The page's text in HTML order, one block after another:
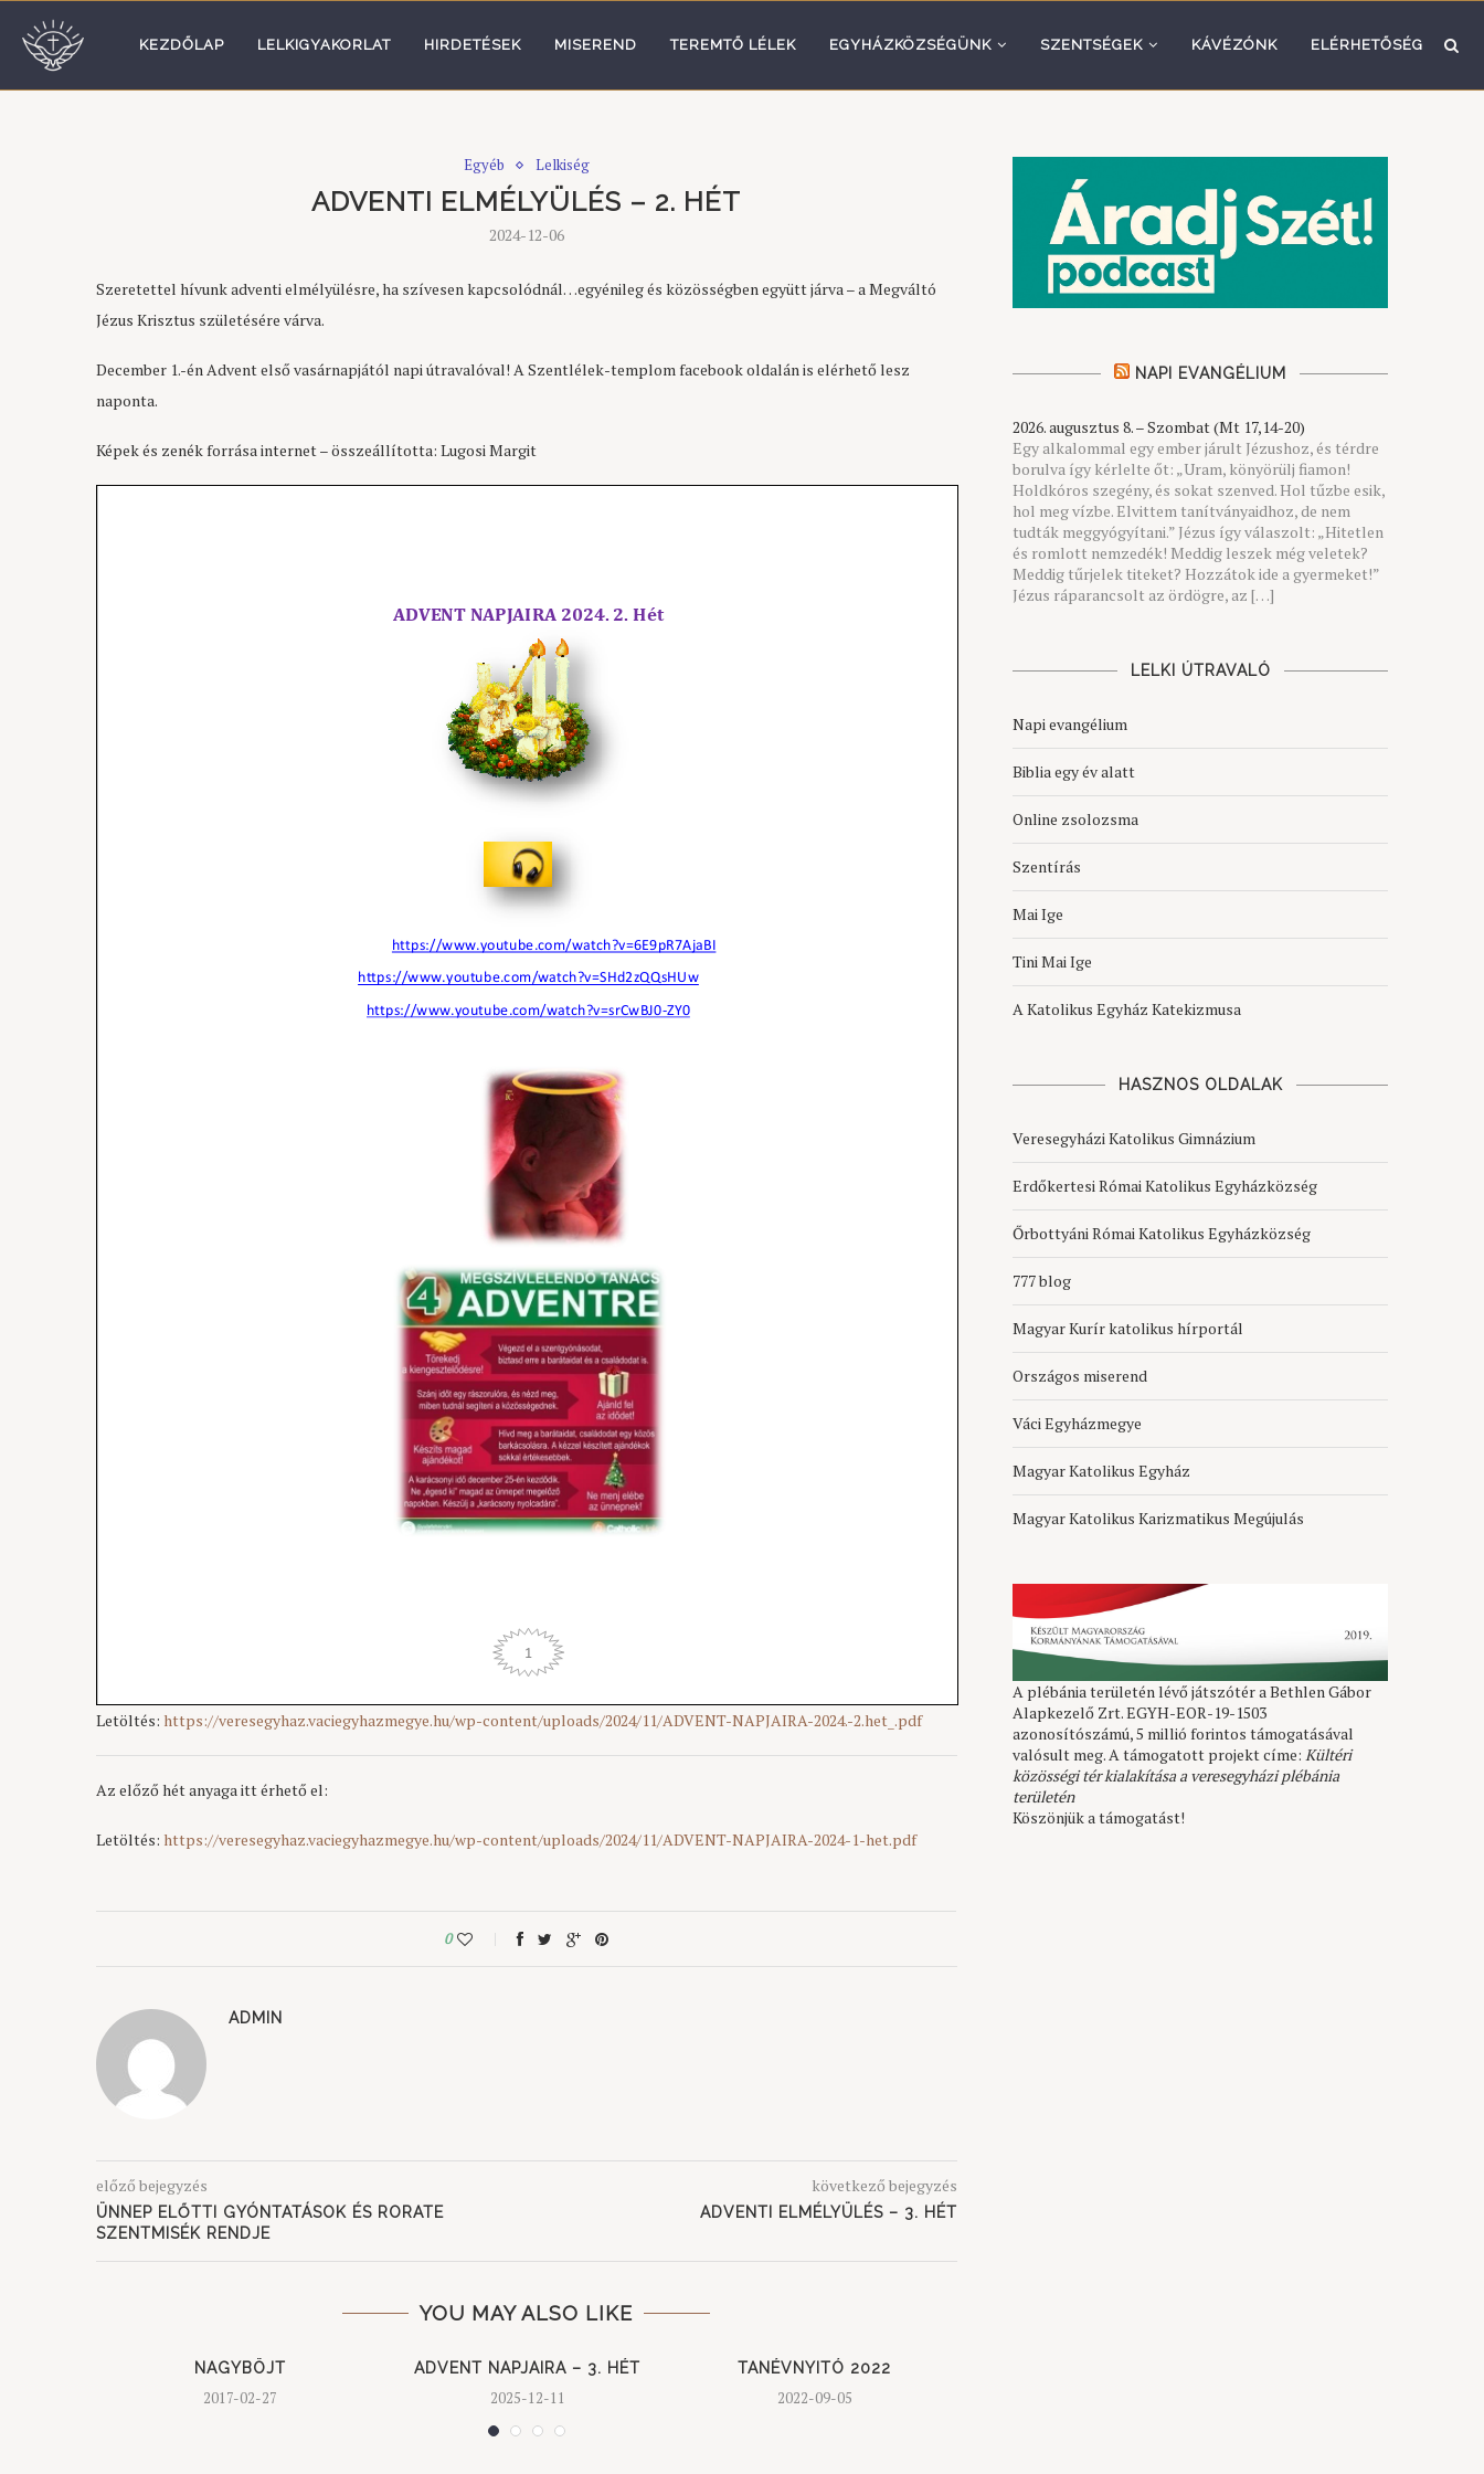
KEZDŐLAP LELKIGYAKORLAT HIRDETÉSEK MISEREND TEREMTŐ LÉLEK EGYHÁZKÖZSÉGÜNK SZENTSÉGEK KÁVÉZÓNK ELÉRHETŐSÉG
Egyéb Lelkiség
ADVENTI ELMÉLYÜLÉS – 2. HÉT
2024-12-06
Szeretettel hívunk adventi elmélyülésre, ha szívesen kapcsolódnál…egyénileg és közösségben együtt járva – a Megváltó
Jézus Krisztus születésére várva.
December 1.-én Advent első vasárnapjától napi útravalóval! A Szentlélek-templom facebook oldalán is elérhető lesz
naponta.
Képek és zenék forrása internet – összeállította: Lugosi Margit
Letöltés: https://veresegyhaz.vaciegyhazmegye.hu/wp-content/uploads/2024/11/ADVENT-NAPJAIRA-2024.-2.het_.pdf
Az előző hét anyaga itt érhető el:
Letöltés: https://veresegyhaz.vaciegyhazmegye.hu/wp-content/uploads/2024/11/ADVENT-NAPJAIRA-2024-1-het.pdf
0
ADMIN
előző bejegyzés
ÜNNEP ELŐTTI GYÓNTATÁSOK ÉS RORATE
SZENTMISÉK RENDJE
következő bejegyzés
ADVENTI ELMÉLYÜLÉS – 3. HÉT
YOU MAY ALSO LIKE
NAGYBÖJT
2017-02-27
ADVENT NAPJAIRA – 3. HÉT
2025-12-11
TANÉVNYITÓ 2022
2022-09-05
NAPI EVANGÉLIUM
2026. augusztus 8. – Szombat (Mt 17,14-20)
Egy alkalommal egy ember járult Jézushoz, és térdre
borulva így kérlelte őt: „Uram, könyörülj fiamon!
Holdkóros szegény, és sokat szenved. Hol tűzbe esik,
hol meg vízbe. Elvittem tanítványaidhoz, de nem
tudták meggyógyítani.” Jézus így válaszolt: „Hitetlen
és romlott nemzedék! Meddig leszek még veletek?
Meddig tűrjelek titeket? Hozzátok ide a gyermeket!”
Jézus ráparancsolt az ördögre, az […]
LELKI ÚTRAVALÓ
Napi evangélium
Biblia egy év alatt
Online zsolozsma
Szentírás
Mai Ige
Tini Mai Ige
A Katolikus Egyház Katekizmusa
HASZNOS OLDALAK
Veresegyházi Katolikus Gimnázium
Erdőkertesi Római Katolikus Egyházközség
Őrbottyáni Római Katolikus Egyházközség
777 blog
Magyar Kurír katolikus hírportál
Országos miserend
Váci Egyházmegye
Magyar Katolikus Egyház
Magyar Katolikus Karizmatikus Megújulás
A plébánia területén lévő játszótér a Bethlen Gábor
Alapkezelő Zrt. EGYH-EOR-19-1503
azonosítószámú, 5 millió forintos támogatásával
valósult meg. A támogatott projekt címe: Kültéri
közösségi tér kialakítása a veresegyházi plébánia
területén
Köszönjük a támogatást!